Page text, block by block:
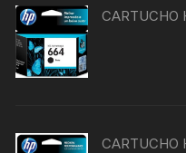
CARTUCHO
CARTUCHO